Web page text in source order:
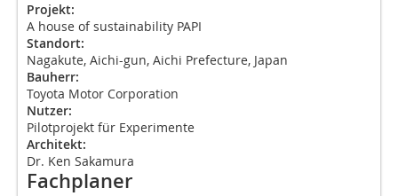
Projekt:
A house of sustainability PAPI
Standort:
Nagakute, Aichi-gun, Aichi Prefecture, Japan
Bauherr:
Toyota Motor Corporation
Nutzer:
Pilotprojekt für Experimente
Architekt:
Dr. Ken Sakamura
Fachplaner